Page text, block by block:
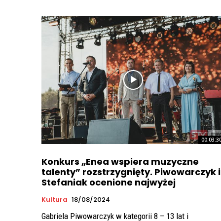
Konkurs „Enea wspiera muzyczne
talenty” rozstrzygnięty. Piwowarczyk i
Stefaniak ocenione najwyżej
Kultura 18/08/2024
Gabriela Piwowarczyk w kategorii 8 – 13 lat i